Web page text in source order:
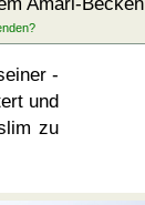
-
und
zu